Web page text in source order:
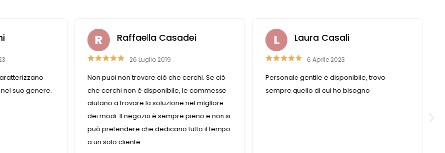
suo genere.
Raffaella Casadei
26 Luglio 2019
Non puoi non trovare ciò che cerchi. Se ciò
che cerchi non è disponibile, le commesse
aiutano a trovare la soluzione nel migliore
dei modi. Il negozio è sempre pieno e non si
può pretendere che dedicano tutto il tempo
a un solo cliente
Laura Casali
6 Aprile 2023
Personale gentile e disponibile, trovo
sempre quello di cui ho bisogno